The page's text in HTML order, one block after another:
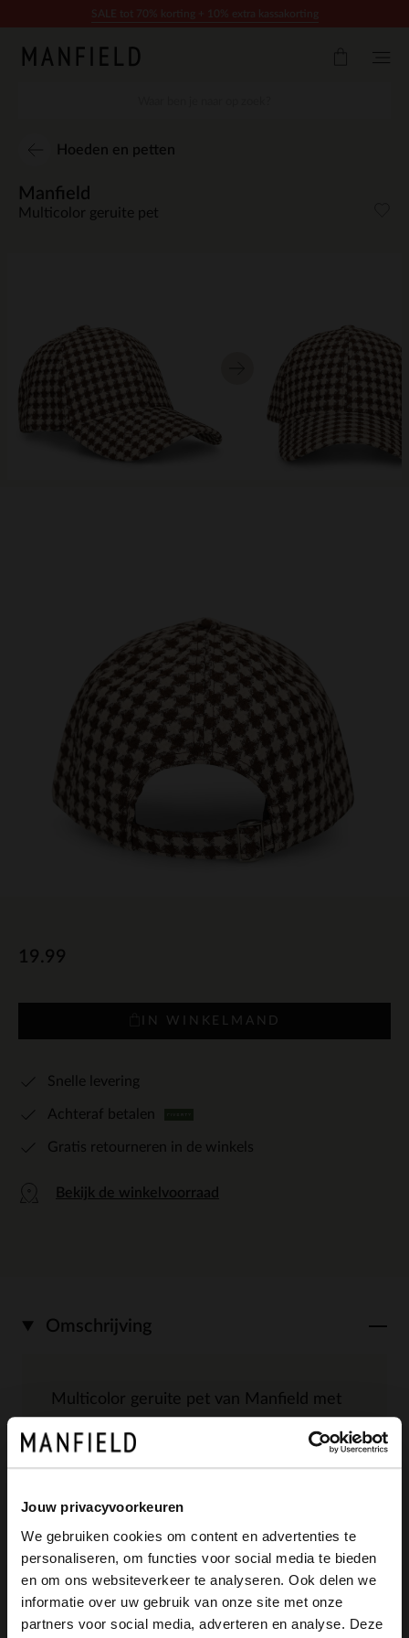
Jouw privacyvoorkeuren
We gebruiken cookies om content en advertenties te
personaliseren, om functies voor social media te bieden
en om ons websiteverkeer te analyseren. Ook delen we
informatie over uw gebruik van onze site met onze
partners voor social media, adverteren en analyse. Deze
Hoeden en petten
Manfield
Multicolor geruite pet
19.99
IN WINKELMAND
Snelle levering
Achteraf betalen
Gratis retourneren in de winkels
Bekijk de winkelvoorraad
Omschrijving
Multicolor geruite pet van Manfield met
details. De pet heeft een diameter van 21
cm.
Alles over dit product
Maattabel
×
View this website in English?
It looks like your language isn't Dutch. Would